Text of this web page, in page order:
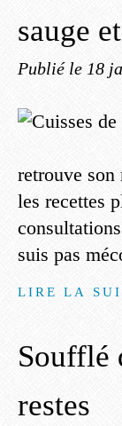
sauge
Publié le 18
retrouve son
les recettes
suis pas
LIRE LA
Soufflé
restes